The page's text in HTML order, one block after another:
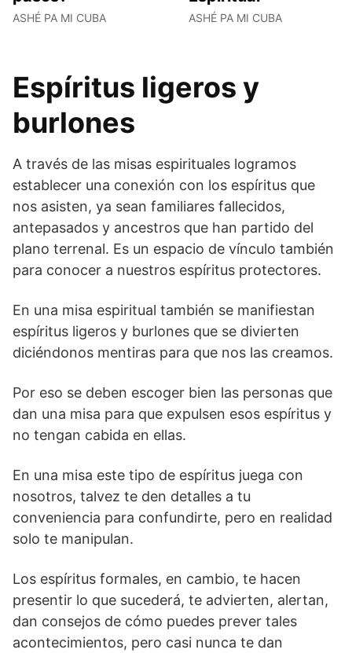
ASHÉ PA MI CUBA ASHÉ PA MI CUBA
Espíritus ligeros y
burlones
A través de las misas espirituales logramos
establecer una conexión con los espíritus que
nos asisten, ya sean familiares fallecidos,
antepasados y ancestros que han partido del
plano terrenal. Es un espacio de vínculo también
para conocer a nuestros espíritus protectores.
En una misa espiritual también se manifiestan
espíritus ligeros y burlones que se divierten
diciéndonos mentiras para que nos las creamos.
Por eso se deben escoger bien las personas que
dan una misa para que expulsen esos espíritus y
no tengan cabida en ellas.
En una misa este tipo de espíritus juega con
nosotros, talvez te den detalles a tu
conveniencia para confundirte, pero en realidad
solo te manipulan.
Los espíritus formales, en cambio, te hacen
presentir lo que sucederá, te advierten, alertan,
dan consejos de cómo puedes prever tales
acontecimientos, pero casi nunca te dan